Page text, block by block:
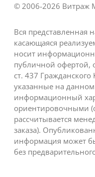
© 2006-2026 Витраж
Вся представленная
касающаяся
носит
публичной офертой,
ст. 437
указанные на данном
информационный
ориентировочными
рассчитывается
заказа).
информация может
без